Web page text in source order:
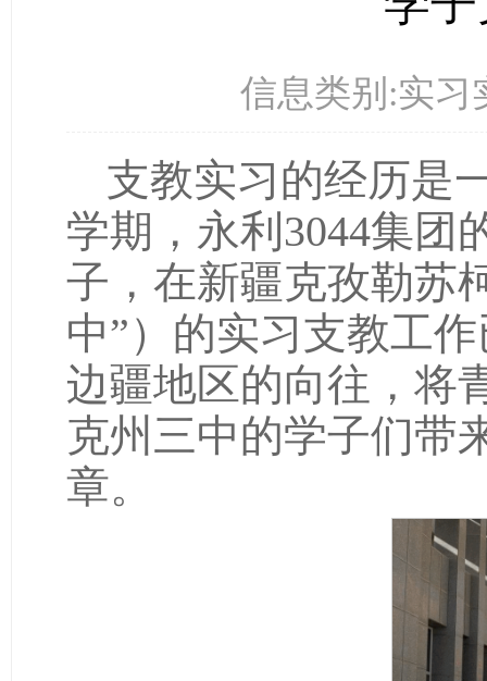
支教实习的经历是
学期，永利3044集团
子，在新疆克孜勒苏
中”）的实习支教工
边疆地区的向往，将
克州三中的学子们带
章。